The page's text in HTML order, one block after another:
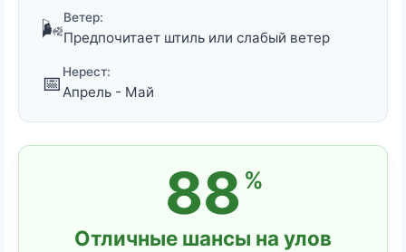
🌬️Ветер:
Предпочитает штиль или слабый ветер
📅 Нерест:
Апрель - Май
88 %
Отличные шансы на улов